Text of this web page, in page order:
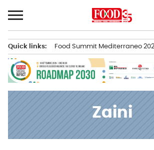
al
contenuto
principale
Quick links: Food Summit Mediterraneo
Zaini